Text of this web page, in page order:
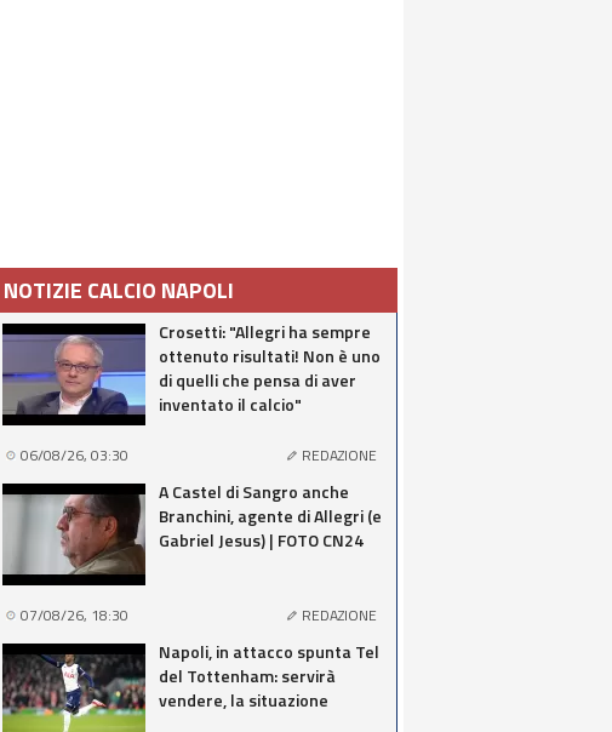
NOTIZIE CALCIO NAPOLI
Crosetti: "Allegri ha sempre
ottenuto risultati! Non è uno
di quelli che pensa di aver
inventato il calcio"
06/08/26, 03:30 REDAZIONE
A Castel di Sangro anche
Branchini, agente di Allegri (e
Gabriel Jesus) | FOTO CN24
07/08/26, 18:30 REDAZIONE
Napoli, in attacco spunta Tel
del Tottenham: servirà
vendere, la situazione